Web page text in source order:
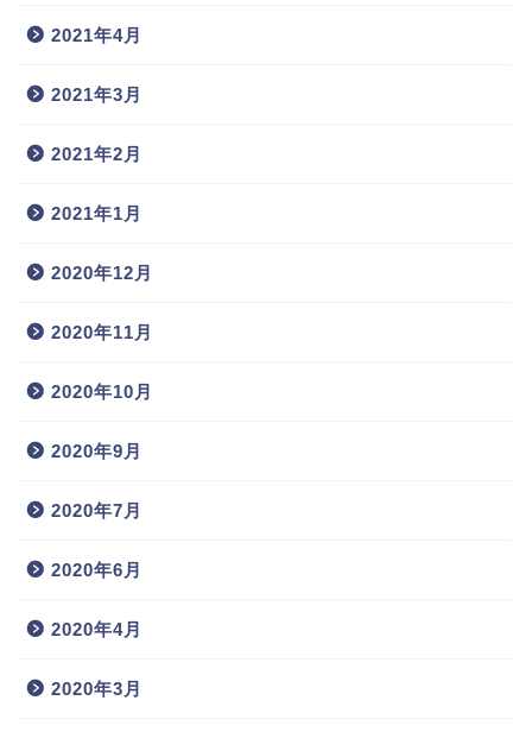
2021年4月
2021年3月
2021年2月
2021年1月
2020年12月
2020年11月
2020年10月
2020年9月
2020年7月
2020年6月
2020年4月
2020年3月